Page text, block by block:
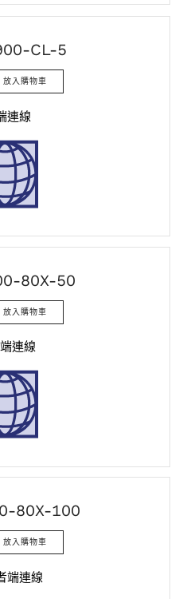
CL-5
連線
80X-50
連線
80X-100
端連線